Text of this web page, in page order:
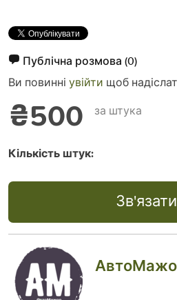
Публічна розмова (0)
Ви повинні увійти щоб
₴500 за штука
Кількість штук: